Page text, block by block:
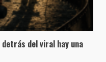
del viral hay una